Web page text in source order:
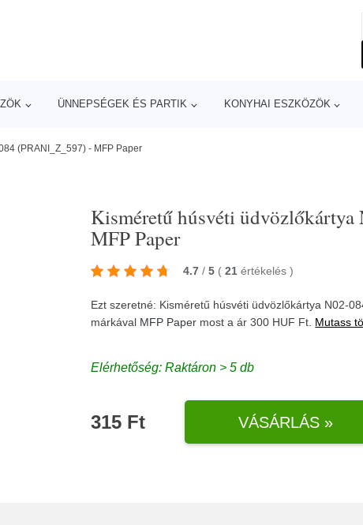
ÜNNEPSÉGEK ÉS PARTIK KONYHAI ESZKÖZÖK
(PRANI_Z_597) - MFP Paper
Kisméretű húsvéti
MFP Paper
4.7 / 5 ( 21 értékelés)
Ezt szeretné: Kisméretű húsvéti üdvözlőkártya N02-
márkával MFP Paper most a ár 300 HUF Ft. Mutass
Elérhetőség: Raktáron > 5 db
315 Ft VÁSÁRLÁS »